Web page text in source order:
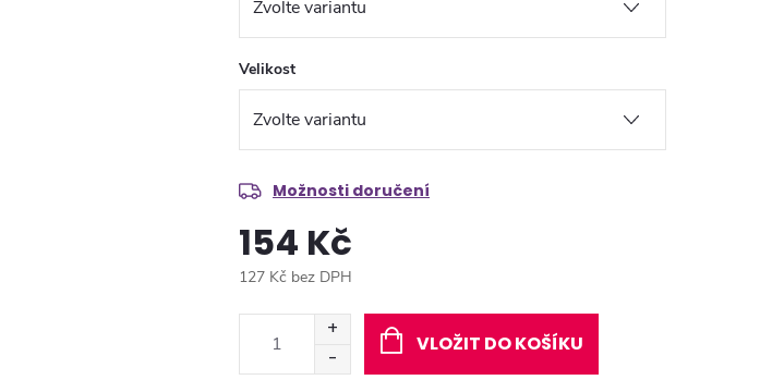
Velikost
Možnosti doručení
154 Kč
127 Kč bez DPH
VLOŽIT DO KOŠÍKU